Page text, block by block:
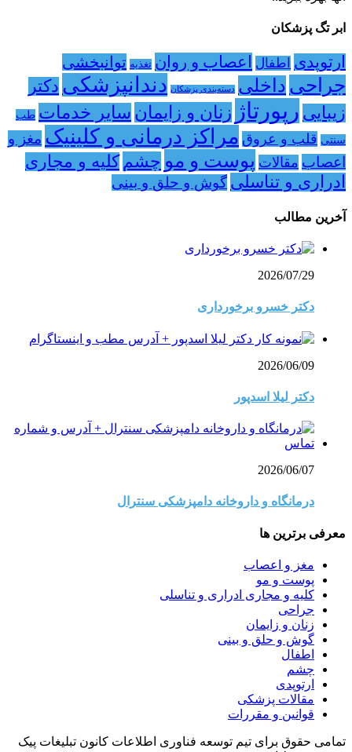
ابر تگ پزشکان
ارتوپدی اطفال اعصاب و روان تغذیه توانبخشی
جراحی داخلی دسته‌بندی پزشکان دندانپزشکی دکتر
زیبایی رپورتاژ زنان و زایمان سایر خدمات طب
سنتی قلب و عروق مراکز درمانی و کلینیک مغز و
اعصاب مقالات پوست و مو چشم کلیه و مجاری
ادراری و تناسلی گوش و حلق و بینی
آخرین مطالب
2026/07/29
دکتر خسرو برخورداری
2026/06/09
دکتر لیلا اسدپور
2026/06/07
درمانگاه و داروخانه دامپزشکی سنترال
معرفی برترین ها
مغز و اعصاب
پوست و مو
کلیه و مجاری ادراری و تناسلی
جراحی
زنان و زایمان
گوش و حلق و بینی
اطفال
چشم
ارتوپدی
مقالات پزشکی
قوانین و مقررات
تمامی حقوق برای تیم توسعه فناوری اطلاعات کانون تبلیغات پیک